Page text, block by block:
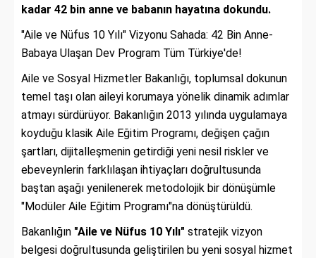
kadar 42 bin anne ve babanın hayatına dokundu.
"Aile ve Nüfus 10 Yılı" Vizyonu Sahada: 42 Bin Anne-
Babaya Ulaşan Dev Program Tüm Türkiye'de!
Aile ve Sosyal Hizmetler Bakanlığı, toplumsal dokunun
temel taşı olan aileyi korumaya yönelik dinamik adımlar
atmayı sürdürüyor. Bakanlığın 2013 yılında uygulamaya
koyduğu klasik Aile Eğitim Programı, değişen çağın
şartları, dijitalleşmenin getirdiği yeni nesil riskler ve
ebeveynlerin farklılaşan ihtiyaçları doğrultusunda
baştan aşağı yenilenerek metodolojik bir dönüşümle
"Modüler Aile Eğitim Programı"na dönüştürüldü.
Bakanlığın "Aile ve Nüfus 10 Yılı" stratejik vizyon
belgesi doğrultusunda geliştirilen bu yeni sosyal hizmet